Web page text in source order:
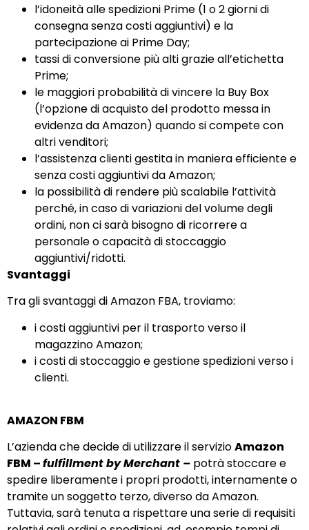
l’idoneità alle spedizioni Prime (1 o 2 giorni di
consegna senza costi aggiuntivi) e la
partecipazione ai Prime Day;
tassi di conversione più alti grazie all’etichetta
Prime;
le maggiori probabilità di vincere la Buy Box
(l’opzione di acquisto del prodotto messa in
evidenza da Amazon) quando si compete con
altri venditori;
l’assistenza clienti gestita in maniera efficiente e
senza costi aggiuntivi da Amazon;
la possibilità di rendere più scalabile l’attività
perché, in caso di variazioni del volume degli
ordini, non ci sarà bisogno di ricorrere a
personale o capacità di stoccaggio
aggiuntivi/ridotti.
Svantaggi
Tra gli svantaggi di Amazon FBA, troviamo:
i costi aggiuntivi per il trasporto verso il
magazzino Amazon;
i costi di stoccaggio e gestione spedizioni verso i
clienti.
AMAZON FBM
L’azienda che decide di utilizzare il servizioAmazon
FBM –fulfillment by Merchant – potrà stoccare e
spedire liberamente i propri prodotti, internamente o
tramite un soggetto terzo, diverso da Amazon.
Tuttavia, sarà tenuta a rispettare una serie di requisiti